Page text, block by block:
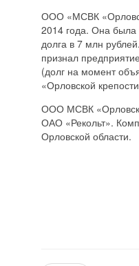
ООО «МСВК
2014 года. Она была
долга в 7 млн
признал
(долг на момент
«Орловской
ООО МСВК
ОАО «Рекольт».
Орловской области.